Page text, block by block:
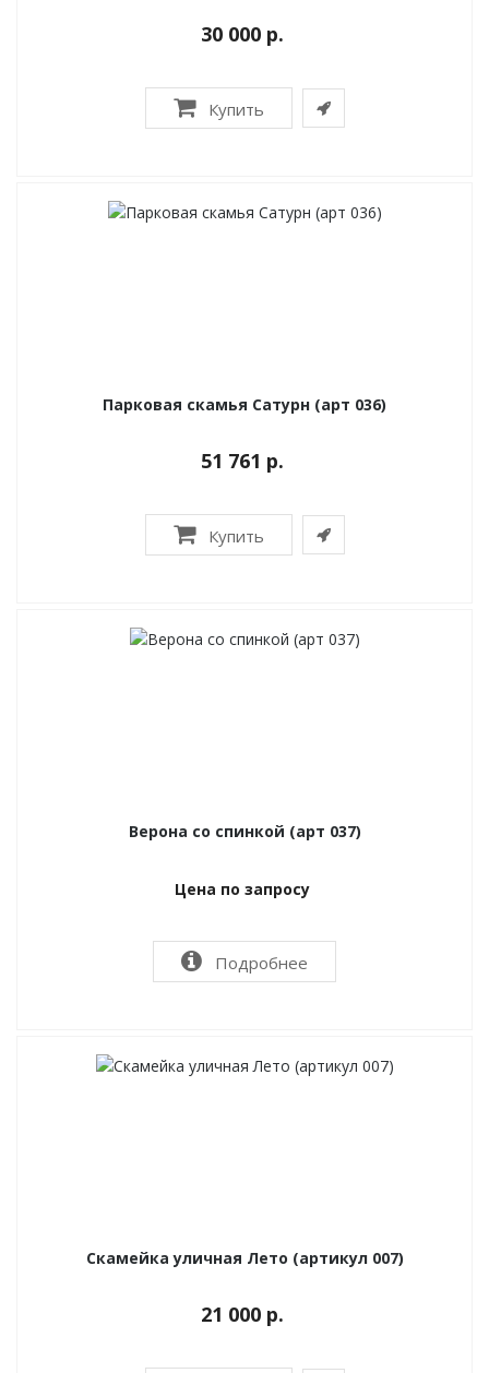
30 000 р.
Купить
Парковая скамья Сатурн (арт 036)
51 761 р.
Купить
Верона со спинкой (арт 037)
Цена по запросу
Подробнее
Скамейка уличная Лето (артикул 007)
21 000 р.